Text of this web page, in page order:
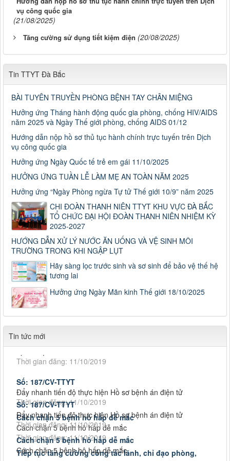
vụ công quốc gia
(21/08/2025)
Tăng cường sử dụng tiết kiệm điện (20/08/2025)
Tin TTYT Đà Bắc
BÀI TUYÊN TRUYỀN PHÒNG BỆNH TAY CHÂN MIỆNG
Hưởng ứng Tháng hành động quốc gia phòng, chống HIV/AIDS
năm 2025 và Ngày Thế giới phòng, chống AIDS 01/12
Hướng dẫn nộp hồ sơ thủ tục hành chính trực tuyến trên Dịch
vụ công quốc gia
Hưởng ứng Ngày Quốc tế trẻ em gái 11/10/2025
HƯỞNG ỨNG TUẦN LỄ LÀM MẸ AN TOÀN NĂM 2025
Hưởng ứng “Ngày Phòng ngừa Tự tử Thế giới 10/9” năm 2025
CHI ĐOÀN THANH NIÊN TTYT KHU VỰC ĐÀ BẮC
TỔ CHỨC ĐẠI HỘI ĐOÀN THANH NIÊN NHIỆM KỲ
2025-2027
HƯỚNG DẪN XỬ LÝ NƯỚC ĂN UỐNG VÀ VỆ SINH MÔI
TRƯỜNG TRONG KHI NGẬP LỤT
Hãy sàng lọc trước sinh và sơ sinh để bảo vệ thế hệ
tương lai
Hưởng ứng Ngày Mãn kinh Thế giới 18/10/2025
Tin tức mới
Số: 187/CV-TTYT
Đẩy nhanh tiến độ thực hiện Hồ sơ bệnh án điện tử
Thời gian đăng: 11/10/2019
Cách chặn 5 bệnh hô hấp dễ mắc
Cách chặn 5 bệnh hô hấp dễ mắc
Thời gian đăng: 11/10/2019
Tiếp tục tăng cường công tác lãnh, chỉ đạo phòng,
Tiếp tục tăng cường công tác lãnh, chỉ đạo phòng, chống
Thời gian đăng: 11/10/2019
Đẩy nhanh tiến độ thực hiện Hồ sơ bệnh án điện tử
Thời gian đăng: 11/10/2019
Cách chặn 5 bệnh hô hấp dễ mắc
Cách chặn 5 bệnh hô hấp dễ mắc
Thời gian đăng: 11/10/2019
Tiếp tục tăng cường công tác lãnh, chỉ đạo phòng,
Tiếp tục tăng cường công tác lãnh, chỉ đạo phòng, chống
Số: 187/CV-TTYT
Đẩy nhanh tiến độ thực hiện Hồ sơ bệnh án điện tử
Thời gian đăng: 11/10/2019
Cách chặn 5 bệnh hô hấp dễ mắc
Cách chặn 5 bệnh hô hấp dễ mắc
Thời gian đăng: 11/10/2019
Tiếp tục tăng cường công tác lãnh, chỉ đạo phòng,